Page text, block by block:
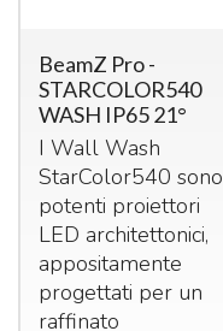
BeamZ Pro -
STARCOLOR540
WASH IP65 21°
I Wall Wash
StarColor540 sono
potenti proiettori
LED architettonici,
appositamente
progettati per un
raffinato